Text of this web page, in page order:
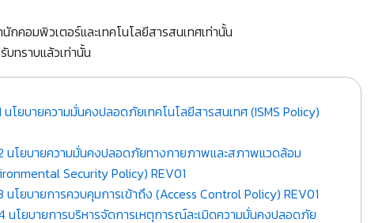
คอมพิวเตอร์และเทคโนโลยีสารสนเทศเท่านั้น
ทราบแล้วเท่านั้น
โยบายความมั่นคงปลอดภัยเทคโนโลยีสารสนเทศ (ISMS Policy)
นโยบายความมั่นคงปลอดภัยทางกายภาพและสภาพแวดล้อม
Security Policy) REV01
โยบายการควบคุมการเข้าถึง (Access Control Policy) REV01
นโยบายการบริหารจัดการเหตุการณ์ละเมิดความมั่นคงปลอดภัย